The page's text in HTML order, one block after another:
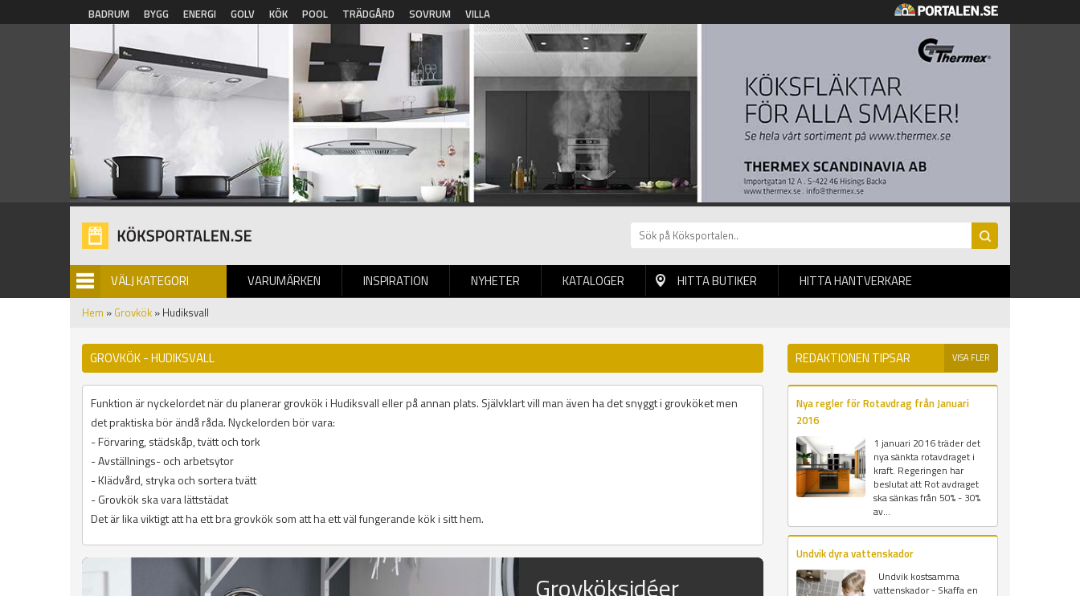
Hoppa till huvudinnehåll
BADRUM BYGG ENERGI GOLV KÖK POOL TRÄDGÅRD SOVRUM VILLA
VÄLJ KATEGORI VARUMÄRKEN INSPIRATION NYHETER
BILDGALLERI KATALOGER HITTA BUTIKER HITTA HANTVERKARE
Hem » Grovkök » Hudiksvall
GROVKÖK - HUDIKSVALL
Funktion är nyckelordet när du planerar grovkök i Hudiksvall eller på annan plats. Självklart vill man även ha det snyggt i grovköket men
det praktiska bör ändå råda. Nyckelorden bör vara:
- Förvaring, städskåp, tvätt och tork
- Avställnings- och arbetsytor
- Klädvård, stryka och sortera tvätt
- Grovkök ska vara lättstädat
Det är lika viktigt att ha ett bra grovkök som att ha ett väl fungerande kök i sitt hem.
Grovköksidéer
REDAKTIONEN TIPSAR VISA FLER
Nya regler för Rotavdrag från Januari
2016
1 januari 2016 träder det
nya sänkta rotavdraget i
kraft. Regeringen har
beslutat att Rot avdraget
ska sänkas från 50% - 30%
av...
Undvik dyra vattenskador
Undvik kostsamma
vattenskador - Skaffa en